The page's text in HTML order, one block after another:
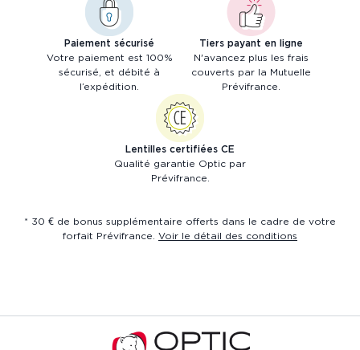
Paiement sécurisé
Votre paiement est 100%
sécurisé, et débité à
l’expédition.
Tiers payant en ligne
N'avancez plus les frais
couverts par la Mutuelle
Prévifrance.
Lentilles certifiées CE
Qualité garantie Optic par
Prévifrance.
* 30 € de bonus supplémentaire offerts dans le cadre de votre
forfait Prévifrance. Voir le détail des conditions
Accueil